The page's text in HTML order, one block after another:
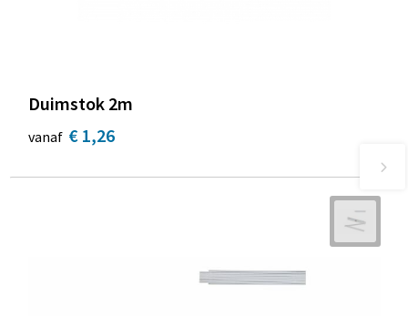
Duimstok 2m
vanaf € 1,26